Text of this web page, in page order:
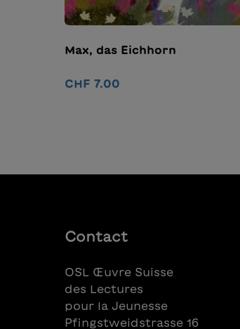
Max, das Eichhorn
CHF 7.00
Contact
OSL Œuvre Suisse
des Lectures
pour la Jeunesse
Pfingstweidstrasse 16